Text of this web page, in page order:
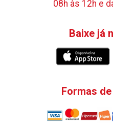
08h às 12h e
Baixe já
Formas